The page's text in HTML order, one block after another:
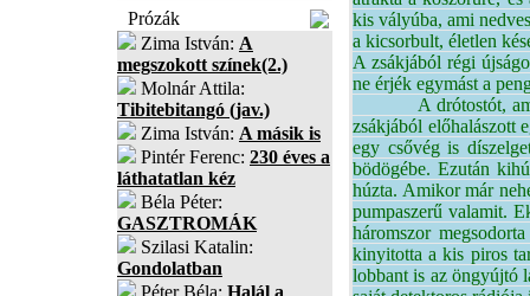
Prózák
Zima István: A
megszokott színek(2.)
Molnár Attila:
Tibitebitangó (jav.)
Zima István: A másik is
Pintér Ferenc: 230 éves a
láthatatlan kéz
Béla Péter:
GASZTROMÁK
Szilasi Katalin:
Gondolatban
Péter Béla: Halál a
kis vályúba, ami
a kicsorbult, életlen
A zsákjából régi
ne érjék egymást a
A drótostót, amikor
zsákjából előhalászott
egy csővég is
bödögébe. Ezután
húzta. Amikor már
pumpaszerű valamit.
háromszor
kinyitotta a kis piros
lobbant is az öngyújtó